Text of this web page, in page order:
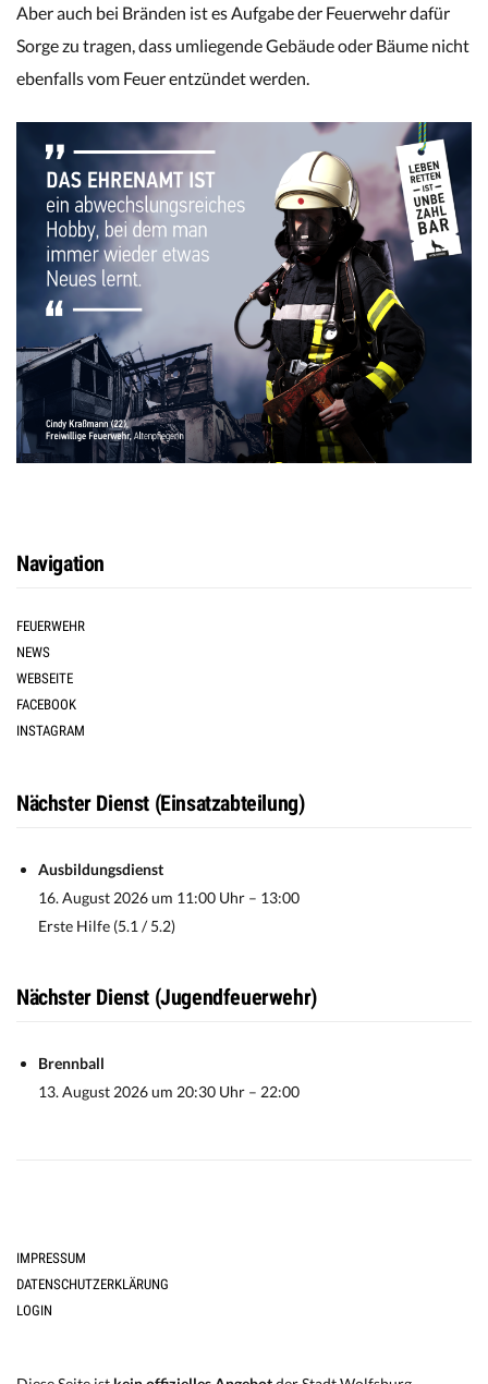
Aber auch bei Bränden ist es Aufgabe der Feuerwehr dafür
Sorge zu tragen, dass umliegende Gebäude oder Bäume nicht
ebenfalls vom Feuer entzündet werden.
Navigation
FEUERWEHR
NEWS
WEBSEITE
FACEBOOK
INSTAGRAM
Nächster Dienst (Einsatzabteilung)
Ausbildungsdienst
16. August 2026 um 11:00 Uhr – 13:00
Erste Hilfe (5.1 / 5.2)
Nächster Dienst (Jugendfeuerwehr)
Brennball
13. August 2026 um 20:30 Uhr – 22:00
IMPRESSUM
DATENSCHUTZERKLÄRUNG
LOGIN